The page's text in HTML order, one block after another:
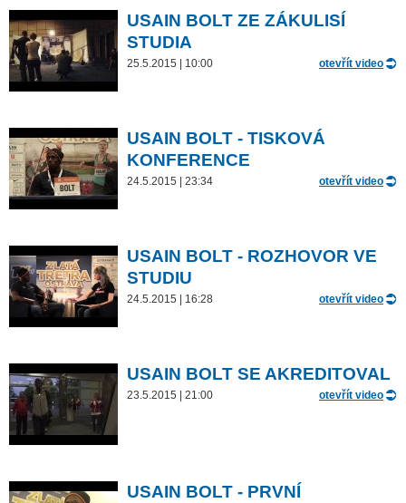
USAIN BOLT ZE ZÁKULISÍ
STUDIA
25.5.2015 | 10:00 otevřít video
USAIN BOLT - TISKOVÁ
KONFERENCE
24.5.2015 | 23:34 otevřít video
USAIN BOLT - ROZHOVOR VE
STUDIU
24.5.2015 | 16:28 otevřít video
USAIN BOLT SE AKREDITOVAL
23.5.2015 | 21:00 otevřít video
USAIN BOLT - PRVNÍ